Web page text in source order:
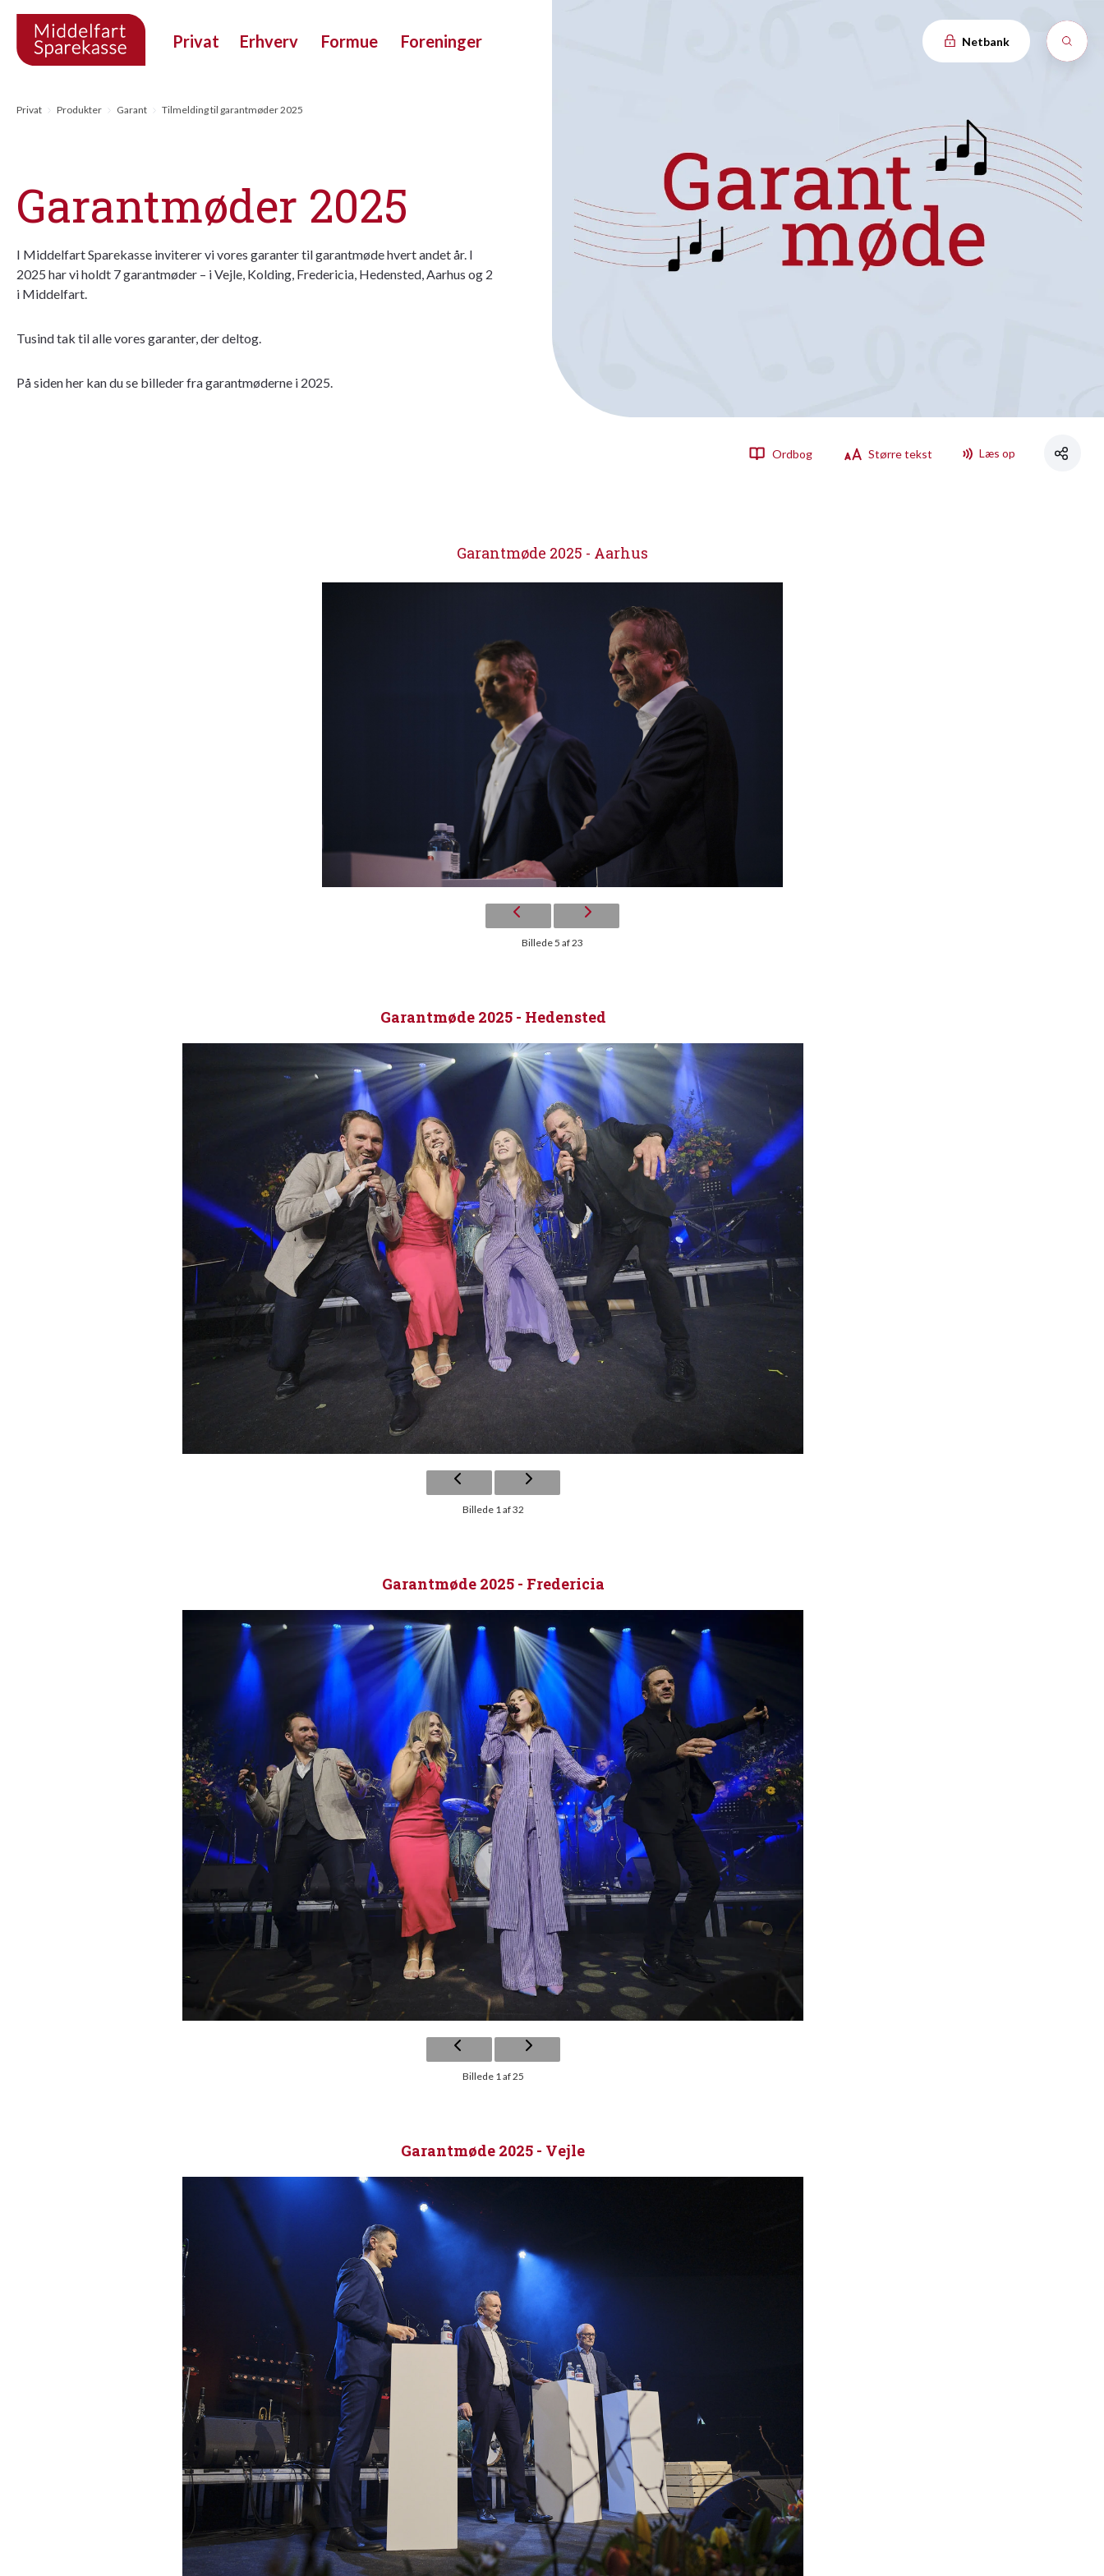
Privat Erhverv Formue Foreninger Netbank
Ordbog Større tekst Læs op
Privat Produkter Garant Tilmelding til garantmøder 2025
Garantmøder 2025
I Middelfart Sparekasse inviterer vi vores garanter til garantmøde hvert andet år. I
2025 har vi holdt 7 garantmøder – i Vejle, Kolding, Fredericia, Hedensted, Aarhus og 2
i Middelfart.
Tusind tak til alle vores garanter, der deltog.
På siden her kan du se billeder fra garantmøderne i 2025.
Garantmøde 2025 - Aarhus
Billede 5 af 23
Garantmøde 2025 - Hedensted
Billede 1 af 32
Garantmøde 2025 - Fredericia
Billede 1 af 25
Garantmøde 2025 - Vejle